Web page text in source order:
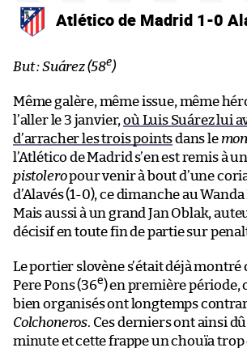
Atlético de Madrid 1-0
But : Suárez (58e)
Même galère, même issue, même
l’aller le 3 janvier,où Luis Suárez lui
d’arracher les trois pointsdans le
l’Atlético de Madrid s’en est remis à
pistoleropour venir à bout d’une
d’Alavés (1-0), ce dimanche au
Mais aussi à un grand Jan Oblak,
décisif en toute fin de partie sur
Le portier slovène s’était déjà montré
Pere Pons (36e) en première période,
bien organisés ont longtemps
Colchoneros. Ces derniers ont ainsi
minute et cette frappe un chouïa trop